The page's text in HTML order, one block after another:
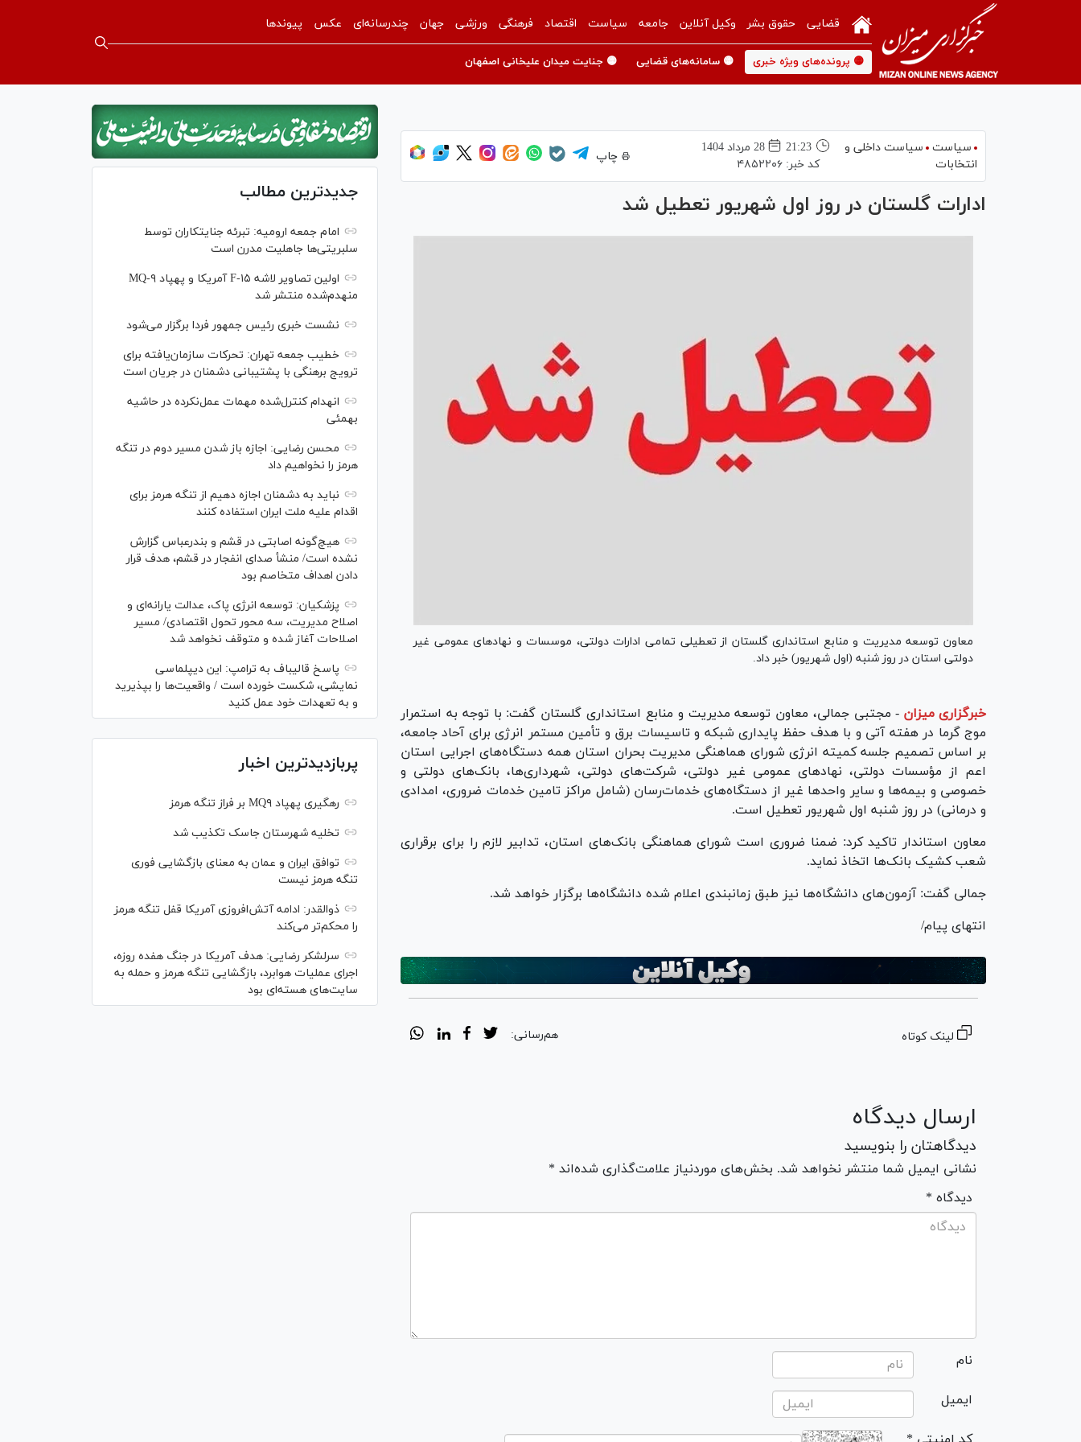
قضایی حقوق بشر وکیل آنلاین جامعه سیاست اقتصاد فرهنگی ورزشی جهان چندرسانه‌ای عکس پیوندها
🟡 پرونده‌های ویژه خبری 🟡 سامانه‌های قضایی 🟡 جنایت میدان علیخانی اصفهان
سیاست
سیاست داخلی و
انتخابات
21:23
28 مرداد 1404
کد خبر:۴۸۵۲۲۰۶
چاپ
ادارات گلستان در روز اول شهریور تعطیل شد
معاون توسعه مدیریت و منابع استانداری گلستان از تعطیلی تمامی ادارات دولتی، موسسات و نهادهای عمومی غیر
دولتی استان در روز شنبه (اول شهریور) خبر داد.
خبرگزاری میزان - مجتبی جمالی، معاون توسعه مدیریت و منابع استانداری گلستان گفت: با توجه به استمرار
موج گرما در هفته آتی و با هدف حفظ پایداری شبکه و تاسیسات برق و تأمین مستمر انرژی برای آحاد جامعه،
بر اساس تصمیم جلسه کمیته انرژی شورای هماهنگی مدیریت بحران استان همه دستگاه‌های اجرایی استان
اعم از مؤسسات دولتی، نهاد‌های عمومی غیر دولتی، شرکت‌های دولتی، شهرداری‌ها، بانک‌های دولتی و
خصوصی و بیمه‌ها و سایر واحد‌ها غیر از دستگاه‌های خدمات‌رسان (شامل مراکز تامین خدمات ضروری، امدادی
و درمانی) در روز شنبه اول شهریور تعطیل است.
معاون استاندار تاکید کرد: ضمنا ضروری است شورای هماهنگی بانک‌های استان، تدابیر لازم را برای برقراری
شعب کشیک بانک‌ها اتخاذ نماید.
جمالی گفت: آزمون‌های دانشگاه‌ها نیز طبق زمانبندی اعلام شده دانشگاه‌ها برگزار خواهد شد.
انتهای پیام/
لینک کوتاه هم‌رسانی:
ارسال دیدگاه
دیدگاهتان را بنویسید
نشانی ایمیل شما منتشر نخواهد شد. بخش‌های موردنیاز علامت‌گذاری شده‌اند *
* دیدگاه
نام
ایمیل
جدیدترین مطالب
امام جمعه ارومیه: تبرئه جنایتکاران توسط
سلبریتی‌ها جاهلیت مدرن است
اولین تصاویر لاشه F-۱۵ آمریکا و پهپاد MQ-۹
منهدم‌شده منتشر شد
نشست خبری رئیس‌ جمهور فردا برگزار می‌شود
خطیب جمعه تهران: تحرکات سازمان‌یافته برای
ترویج برهنگی با پشتیبانی دشمنان در جریان است
انهدام کنترل‌شده مهمات عمل‌نکرده در حاشیه
بهمئی
محسن رضایی: اجازه باز شدن مسیر دوم در تنگه
هرمز را نخواهیم داد
نباید به دشمنان اجازه دهیم از تنگه هرمز برای
اقدام علیه ملت ایران استفاده کنند
هیچ‌گونه اصابتی در قشم و بندرعباس گزارش
نشده است/ منشأ صدای انفجار در قشم، هدف قرار
دادن اهداف متخاصم بود
پزشکیان: توسعه انرژی پاک، عدالت یارانه‌ای و
اصلاح مدیریت، سه محور تحول اقتصادی/ مسیر
اصلاحات آغاز شده و متوقف نخواهد شد
پاسخ قالیباف به ترامپ: این دیپلماسی
نمایشی، شکست خورده است / واقعیت‌ها را بپذیرید
و به تعهدات خود عمل کنید
پربازدیدترین اخبار
رهگیری پهپاد MQ۹ بر فراز تنگه هرمز
تخلیه شهرستان جاسک تکذیب شد
توافق ایران و عمان به معنای بازگشایی فوری
تنگه هرمز نیست
ذوالقدر: ادامه آتش‌افروزی آمریکا قفل تنگه هرمز
را محکم‌تر می‌کند
سرلشکر رضایی: هدف آمریکا در جنگ هفده روزه،
اجرای عملیات هوابرد، بازگشایی تنگه هرمز و حمله به
سایت‌های هسته‌ای بود